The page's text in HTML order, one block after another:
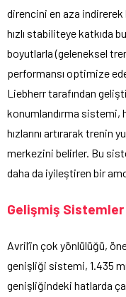
direncini en aza
hızlı stabiliteye katkıda
boyutlarla (geleneksel
performansı optimize
Liebherr tarafından
konumlandırma sistemi,
hızlarını artırarak
merkezini belirler. Bu
daha da iyileştiren bir
Gelişmiş
Avril’in çok yönlülüğü,
genişliği sistemi, 1.435
genişliğindeki hatlarda